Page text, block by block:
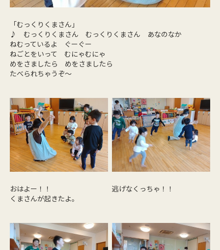
「むっくりくまさん」
♪ むっくりくまさん むっくりくまさん あなのなか
ねむっているよ ぐーぐー
ねごとをいって むにゃむにゃ
めをさましたら めをさましたら
たべられちゃうぞ～
おはよー！！
くまさんが起きたよ。
逃げなくっちゃ！！